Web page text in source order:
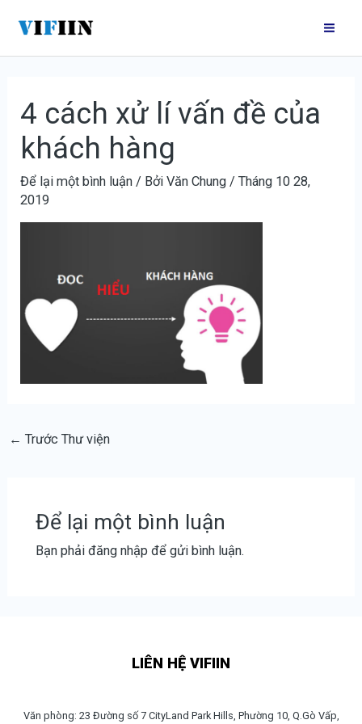
nội
4 cách xử lí vấn đề của
khách hàng
Để lại một bình luận / BởiVăn Chung /Tháng 10 28,
2019
hướng
bài
← Trước Thư viện
Để lại một bình luận
Bạn phải đăng nhậpđể gửi bình luận.
LIÊN HỆ VIFIIN
Văn phòng: 23 Đường số 7 CityLand Park Hills, Phường 10, Q.Gò Vấp,